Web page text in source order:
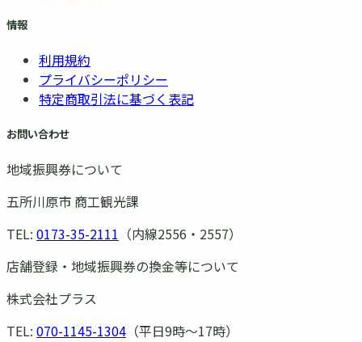
情報
利用規約
プライバシーポリシー
特定商取引法に基づく表記
お問い合わせ
地域振興券について
五所川原市 商工観光課
TEL: 0173-35-2111 （内線2556・2557）
店舗登録・地域振興券の換金等について
株式会社プラス
TEL: 070-1145-1304 （平日9時〜17時）